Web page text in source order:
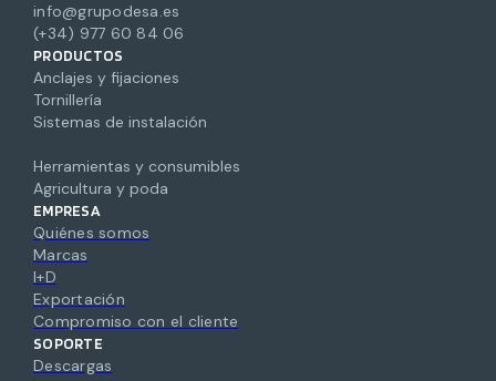
info@grupodesa.es
(+34) 977 60 84 06
PRODUCTOS
Anclajes y fijaciones
Tornillería
Sistemas de instalación
Herramientas y consumibles
Agricultura y poda
EMPRESA
Quiénes somos
Marcas
I+D
Exportación
Compromiso con el cliente
SOPORTE
Descargas